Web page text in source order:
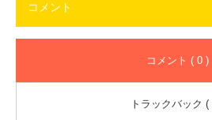
コメント
コメント ( 0 )
トラックバック (